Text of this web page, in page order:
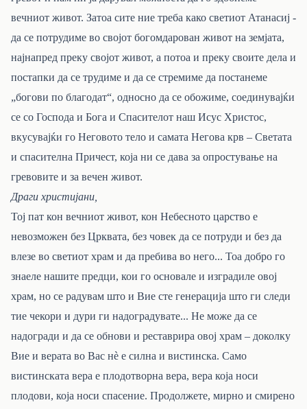
вечниот живот. Затоа сите ние треба како светиот Атанасиј -
да се потрудиме во својот богомдарован живот на земјата,
најнапред преку својот живот, а потоа и преку своите дела и
постапки да се трудиме и да се стремиме да постанеме
„богови по благодат“, односно да се обожиме, соединувајќи
се со Господа и Бога и Спасителот наш Исус Христос,
вкусувајќи го Неговото тело и самата Негова крв – Светата
и спасителна Причест, која ни се дава за опростување на
гревовите и за вечен живот.
Драги христијани,
Тој пат кон вечниот живот, кон Небесното царство е
невозможен без Црквата, без човек да се потруди и без да
влезе во светиот храм и да пребива во него... Тоа добро го
знаеле нашите предци, кои го основале и изградиле овој
храм, но се радувам што и Вие сте генерација што ги следи
тие чекори и дури ги надоградувате... Не може да се
надогради и да се обнови и реставрира овој храм – доколку
Вие и верата во Вас нè е силна и вистинска. Само
вистинската вера е плодотворна вера, вера која носи
плодови, која носи спасение. Продолжете, мирно и смирено